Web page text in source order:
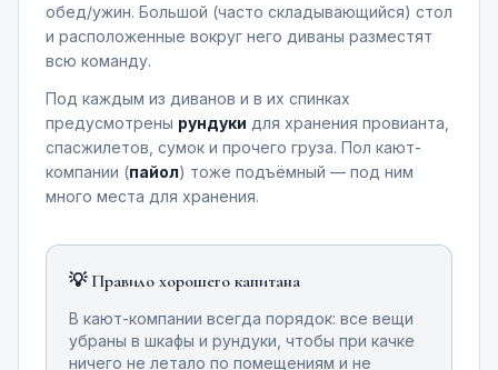
обед/ужин. Большой (часто складывающийся) стол
и расположенные вокруг него диваны разместят
всю команду.
Под каждым из диванов и в их спинках
предусмотрены рундуки для хранения провианта,
спасжилетов, сумок и прочего груза. Пол кают-
компании (пайол) тоже подъёмный — под ним
много места для хранения.
💡 Правило хорошего капитана
В кают-компании всегда порядок: все вещи
убраны в шкафы и рундуки, чтобы при качке
ничего не летало по помещениям и не